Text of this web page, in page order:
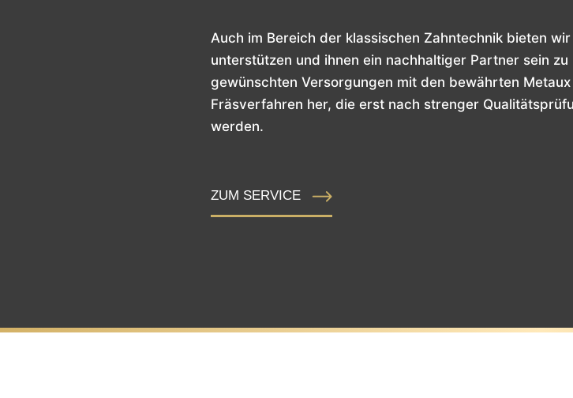
Auch im Bereich der klassischen Zahntechnik bieten
unterstützen und ihnen ein nachhaltiger Partner sein
gewünschten Versorgungen mit den bewährten
Fräsverfahren her, die erst nach strenger
werden.
ZUM SERVICE